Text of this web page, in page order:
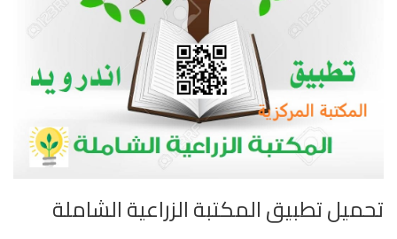
تحميل تطبيق المكتبة الزراعية الشاملة